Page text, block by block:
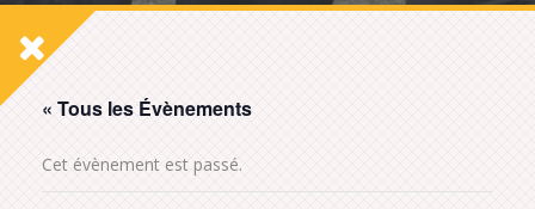
« Tous les Évènements
Cet évènement est passé.